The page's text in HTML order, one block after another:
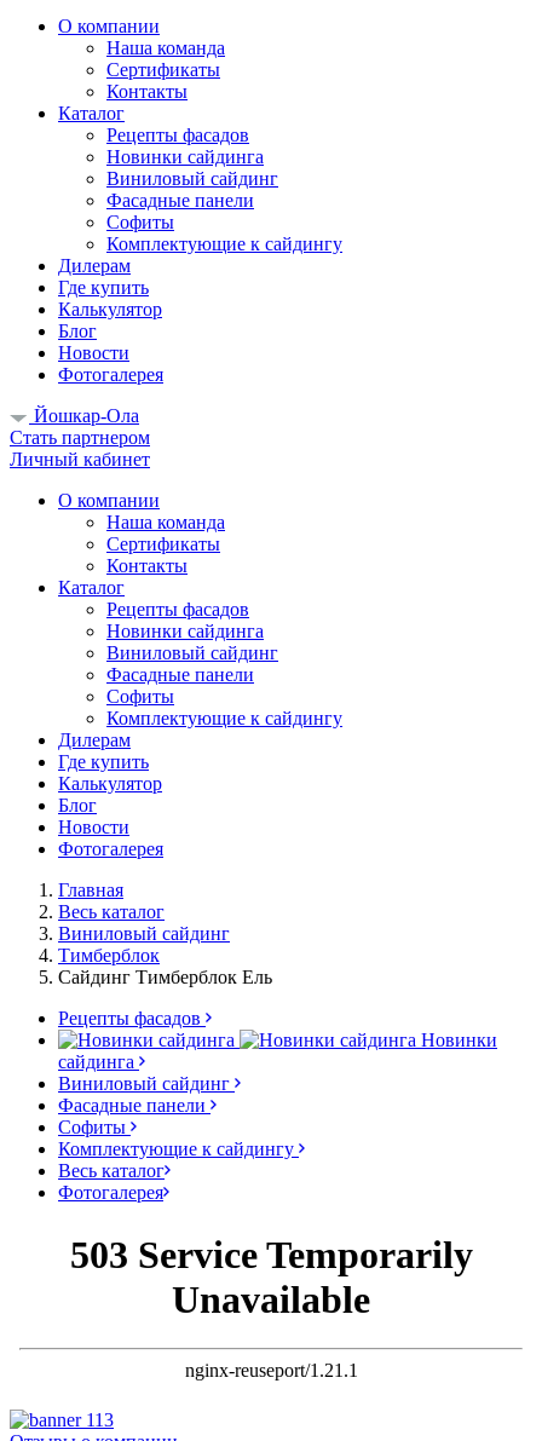
О компании
Наша команда
Сертификаты
Контакты
Каталог
Рецепты фасадов
Новинки сайдинга
Виниловый сайдинг
Фасадные панели
Софиты
Комплектующие к сайдингу
Дилерам
Где купить
Калькулятор
Блог
Новости
Фотогалерея
Йошкар-Ола
Стать партнером
Личный кабинет
О компании
Наша команда
Сертификаты
Контакты
Каталог
Рецепты фасадов
Новинки сайдинга
Виниловый сайдинг
Фасадные панели
Софиты
Комплектующие к сайдингу
Дилерам
Где купить
Калькулятор
Блог
Новости
Фотогалерея
Главная
Весь каталог
Виниловый сайдинг
Тимберблок
Сайдинг Тимберблок Ель
Рецепты фасадов
Новинки
сайдинга
Виниловый сайдинг
Фасадные панели
Софиты
Комплектующие к сайдингу
Весь каталог
Фотогалерея